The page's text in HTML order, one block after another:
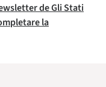
de Gli Stati
la